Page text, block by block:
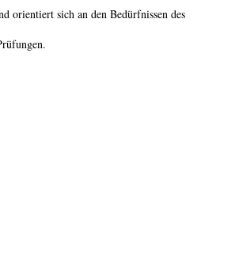
orientiert sich an den Bedürfnissen des